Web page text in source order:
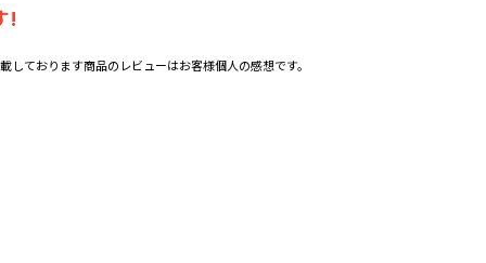
!
しております商品のレビューはお客様個人の感想です。